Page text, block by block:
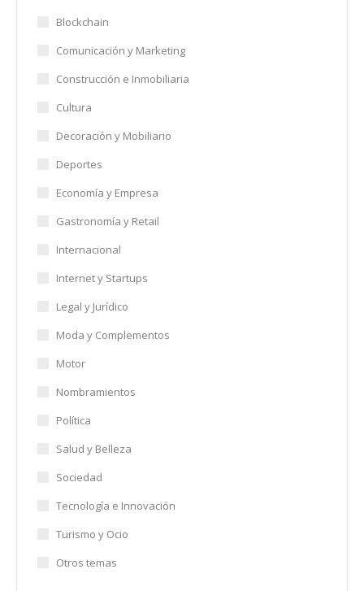
Blockchain
Comunicación y Marketing
Construcción e Inmobiliaria
Cultura
Decoración y Mobiliario
Deportes
Economía y Empresa
Gastronomía y Retail
Internacional
Internet y Startups
Legal y Jurídico
Moda y Complementos
Motor
Nombramientos
Política
Salud y Belleza
Sociedad
Tecnología e Innovación
Turismo y Ocio
Otros temas